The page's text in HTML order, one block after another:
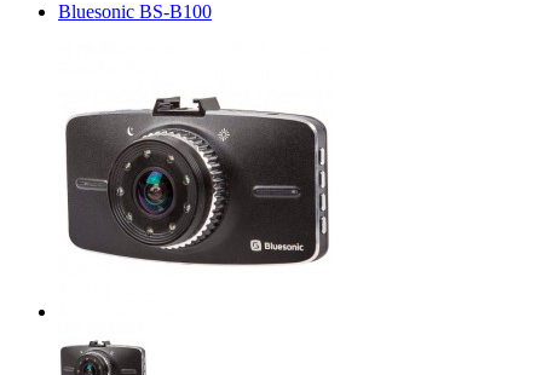
Bluesonic BS-B100